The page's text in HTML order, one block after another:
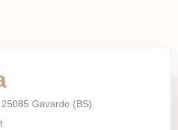
Gavardo (BS)